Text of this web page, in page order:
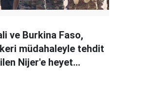
ve Burkina Faso,
müdahaleyle tehdit
Nijer'e heyet